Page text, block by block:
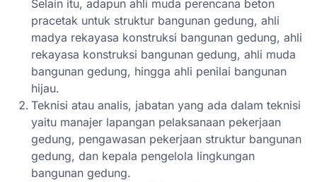
Selain itu, adapun ahli muda perencana beton
pracetak untuk struktur bangunan gedung, ahli
madya rekayasa konstruksi bangunan gedung, ahli
rekayasa konstruksi bangunan gedung, ahli muda
bangunan gedung, hingga ahli penilai bangunan
hijau.
Teknisi atau analis, jabatan yang ada dalam teknisi
yaitu manajer lapangan pelaksanaan pekerjaan
gedung, pengawasan pekerjaan struktur bangunan
gedung, dan kepala pengelola lingkungan
bangunan gedung.